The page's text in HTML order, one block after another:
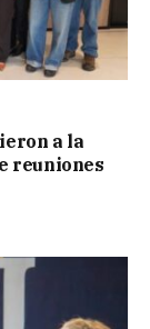
a la
reuniones